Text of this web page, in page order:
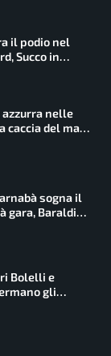
il podio nel
Succo in
azzurra nelle
caccia del main
sogna il
gara, Baraldi
Bolelli e
gli